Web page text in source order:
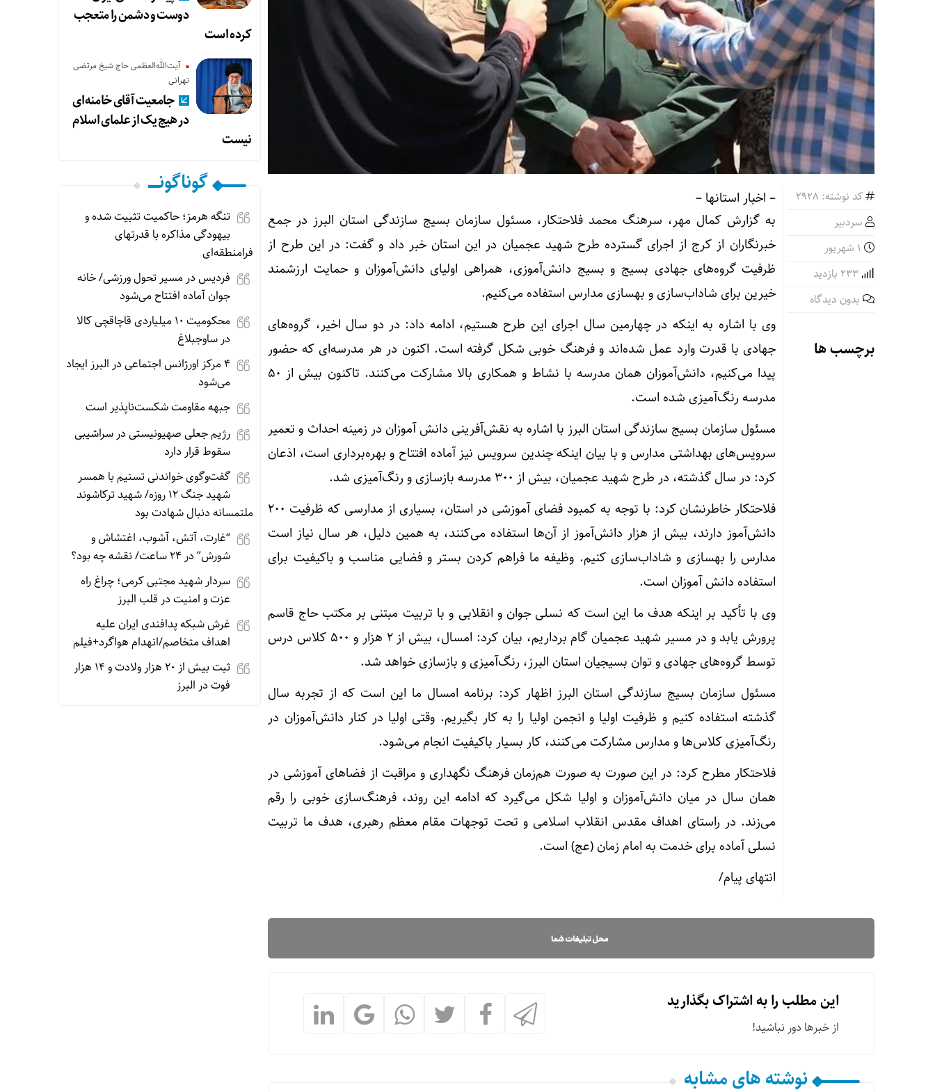
کد نوشته: 2928
سردبیر
بدون دیدگاه
برچسب ها
– اخبار استانها –
به گزارش کمال مهر، سرهنگ محمد فلاحتکار، مسئول سازمان بسیج سازندگی استان البرز در جمع
خبرنگاران از کرج از اجرای گسترده طرح شهید عجمیان در این استان خبر داد و گفت: در این طرح از
ظرفیت گروه‌های جهادی بسیج و بسیج دانش‌آموزی، همراهی اولیای دانش‌آموزان و حمایت ارزشمند
خیرین برای شاداب‌سازی و بهسازی مدارس استفاده می‌کنیم.
وی با اشاره به اینکه در چهارمین سال اجرای این طرح هستیم، ادامه داد: در دو سال اخیر، گروه‌های
جهادی با قدرت وارد عمل شده‌اند و فرهنگ خوبی شکل گرفته است. اکنون در هر مدرسه‌ای که حضور
پیدا می‌کنیم، دانش‌آموزان همان مدرسه با نشاط و همکاری بالا مشارکت می‌کنند. تاکنون بیش از ۵۰
مدرسه رنگ‌آمیزی شده است.
مسئول سازمان بسیج سازندگی استان البرز با اشاره به نقش‌آفرینی دانش آموزان در زمینه احداث و تعمیر
سرویس‌های بهداشتی مدارس و با بیان اینکه چندین سرویس نیز آماده افتتاح و بهره‌برداری است، اذعان
کرد: در سال گذشته، در طرح شهید عجمیان، بیش از ۳۰۰ مدرسه بازسازی و رنگ‌آمیزی شد.
فلاحتکار خاطرنشان کرد: با توجه به کمبود فضای آموزشی در استان، بسیاری از مدارسی که ظرفیت ۲۰۰
دانش‌آموز دارند، بیش از هزار دانش‌آموز از آن‌ها استفاده می‌کنند، به همین دلیل، هر سال نیاز است
مدارس را بهسازی و شاداب‌سازی کنیم. وظیفه ما فراهم کردن بستر و فضایی مناسب و باکیفیت برای
استفاده دانش آموزان است.
وی با تأکید بر اینکه هدف ما این است که نسلی جوان و انقلابی و با تربیت مبتنی بر مکتب حاج قاسم
پرورش یابد و در مسیر شهید عجمیان گام برداریم، بیان کرد: امسال، بیش از ۲ هزار و ۵۰۰ کلاس درس
توسط گروه‌های جهادی و توان بسیجیان استان البرز، رنگ‌آمیزی و بازسازی خواهد شد.
مسئول سازمان بسیج سازندگی استان البرز اظهار کرد: برنامه امسال ما این است که از تجربه سال
گذشته استفاده کنیم و ظرفیت اولیا و انجمن اولیا را به کار بگیریم. وقتی اولیا در کنار دانش‌آموزان در
رنگ‌آمیزی کلاس‌ها و مدارس مشارکت می‌کنند، کار بسیار باکیفیت انجام می‌شود.
فلاحتکار مطرح کرد: در این صورت به صورت هم‌زمان فرهنگ نگهداری و مراقبت از فضاهای آموزشی در
همان سال در میان دانش‌آموزان و اولیا شکل می‌گیرد که ادامه این روند، فرهنگ‌سازی خوبی را رقم
می‌زند. در راستای اهداف مقدس انقلاب اسلامی و تحت توجهات مقام معظم رهبری، هدف ما تربیت
نسلی آماده برای خدمت به امام زمان (عج) است.
انتهای پیام/
این مطلب را به اشتراک بگذارید
از خبرها دور نباشید!
نوشته های مشابه
دوست و دشمن را متعجب
کرده است
آیت‌الله‌العظمی حاج شیخ مرتضی
تهرانی
جامعیت آقای خامنه‌ای
در هیچ یک از علمای اسلام
نیست
گوناگونـــــ
تنگه هرمز؛ حاکمیت تثبیت شده و
بیهودگی مذاکره با قدرتهای
فرامنطقه‌ای
فردیس در مسیر تحول ورزشی/ خانه
جوان آماده افتتاح می‌شود
محکومیت ۱۰ میلیاردی قاچاقچی کالا
در ساوجبلاغ
۴ مرکز اورژانس اجتماعی در البرز ایجاد
می‌شود
جبهه مقاومت شکست‌ناپذیر است
رژیم جعلی صهیونیستی در سراشیبی
سقوط قرار دارد
گفت‌وگوی خواندنی تسنیم با همسر
شهید جنگ ۱۲ روزه/ شهید ترکاشوند
ملتمسانه دنبال شهادت بود
“غارت، آتش، آشوب، اغتشاش و
شورش” ‌در ۲۴ ساعت/ نقشه ‌چه بود؟
سردار شهید مجتبی کرمی؛ چراغ راه
عزت و امنیت در قلب البرز
غرش شبکه پدافندی ایران علیه
اهداف متخاصم‌/انهدام هواگرد+فیلم
ثبت بیش از ۲۰ هزار ولادت و ۱۴ هزار
فوت در البرز